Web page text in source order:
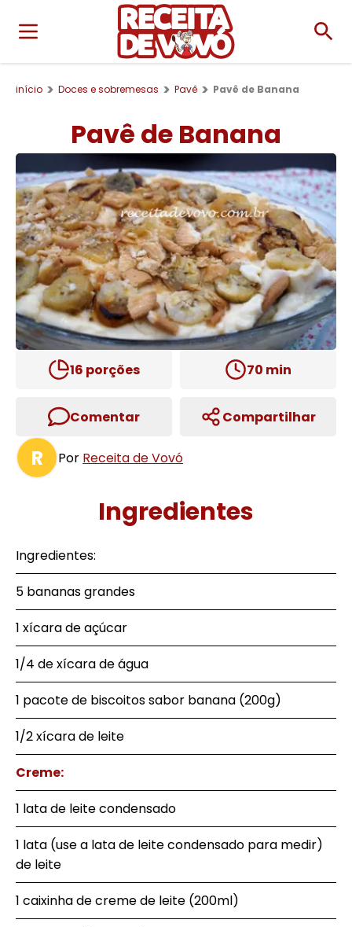
início Doces e sobremesas Pavê Pavê de Banana
Pavê de Banana
16 porções 70 min
Comentar Compartilhar
R Por Receita de Vovó
Ingredientes
Ingredientes:
5 bananas grandes
1 xícara de açúcar
1/4 de xícara de água
1 pacote de biscoitos sabor banana (200g)
1/2 xícara de leite
Creme:
1 lata de leite condensado
1 lata (use a lata de leite condensado para medir)
de leite
1 caixinha de creme de leite (200ml)